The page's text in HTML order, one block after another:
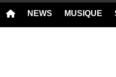
NEWS MUSIQUE